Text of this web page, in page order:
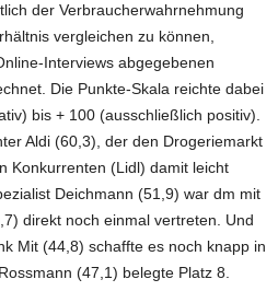
der Verbraucherwahrnehmung
vergleichen zu können,
Interviews abgegebenen
Die Punkte-Skala reichte dabei
bis + 100 (ausschließlich positiv).
Aldi (60,3), der den Drogeriemarkt
Konkurrenten (Lidl) damit leicht
Deichmann (51,9) war dm mit
direkt noch einmal vertreten. Und
Mit (44,8) schaffte es noch knapp in
(47,1) belegte Platz 8.